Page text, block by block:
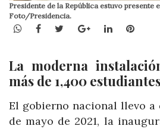
Presidente de la República estuvo presente
Foto/Presidencia.
WhatsApp
Facebook
TwitterGoogle+LinkedIn
La moderna
más de 1,400
El gobierno nacional llevo a
de mayo de 2021, la